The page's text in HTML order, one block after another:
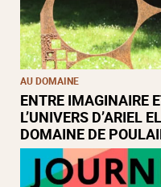
AU DOMAINE
ENTRE IMAGINAIRE
L’UNIVERS D’ARIEL
DOMAINE DE